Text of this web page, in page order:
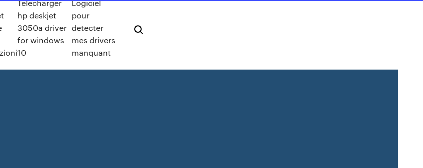
Télécharger
hp deskjet
3050a driver
for windows
10
Logiciel
pour
detecter
mes drivers
manquant